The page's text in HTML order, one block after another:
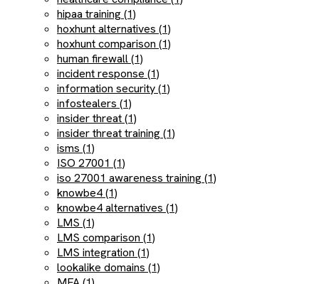
hipaa training (1)
hoxhunt alternatives (1)
hoxhunt comparison (1)
human firewall (1)
incident response (1)
information security (1)
infostealers (1)
insider threat (1)
insider threat training (1)
isms (1)
ISO 27001 (1)
iso 27001 awareness training (1)
knowbe4 (1)
knowbe4 alternatives (1)
LMS (1)
LMS comparison (1)
LMS integration (1)
lookalike domains (1)